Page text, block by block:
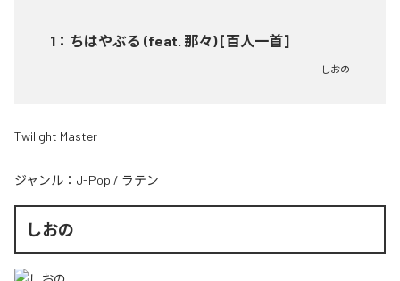
1 ： ちはやぶる (feat. 那々) [百人一首]
しおの
Twilight Master
ジャンル： J-Pop / ラテン
しおの